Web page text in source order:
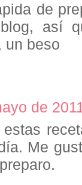
de
así
un beso
de
Me